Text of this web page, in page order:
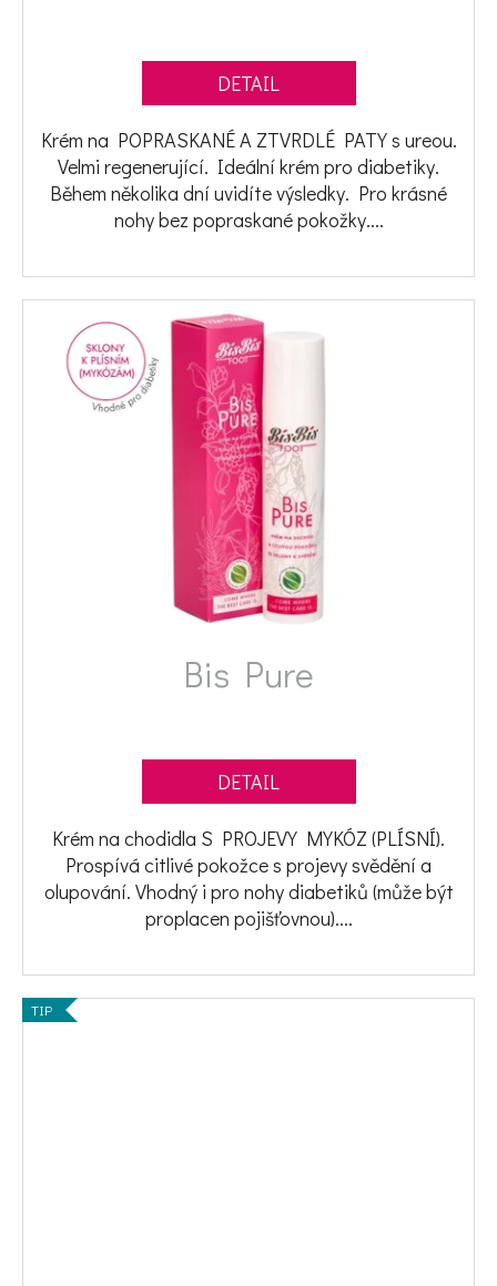
DETAIL
Krém na POPRASKANÉ A ZTVRDLÉ PATY s ureou.
Velmi regenerující. Ideální krém pro diabetiky.
Během několika dní uvidíte výsledky. Pro krásné
nohy bez popraskané pokožky....
Bis Pure
DETAIL
Krém na chodidla S PROJEVY MYKÓZ (PLÍSNÍ).
Prospívá citlivé pokožce s projevy svědění a
olupování. Vhodný i pro nohy diabetiků (může být
proplacen pojišťovnou)....
TIP